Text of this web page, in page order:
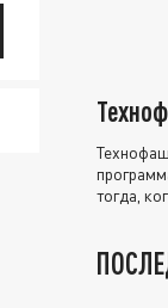
тогда,